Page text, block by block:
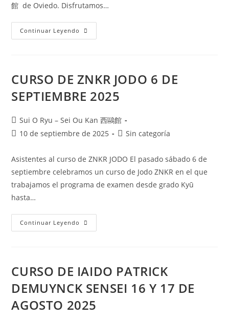
館 de Oviedo. Disfrutamos…
Continuar Leyendo
CURSO DE ZNKR JODO 6 DE
SEPTIEMBRE 2025
Sui O Ryu – Sei Ou Kan 西鷗館
10 de septiembre de 2025
Sin categoría
Asistentes al curso de ZNKR JODO El pasado sábado 6 de
septiembre celebramos un curso de Jodo ZNKR en el que
trabajamos el programa de examen desde grado Kyū
hasta…
Continuar Leyendo
CURSO DE IAIDO PATRICK
DEMUYNCK SENSEI 16 Y 17 DE
AGOSTO 2025